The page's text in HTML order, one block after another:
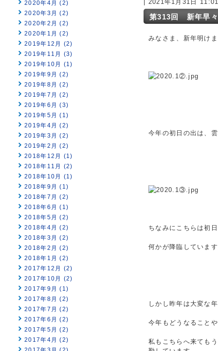
2020年4月 (2)
2020年3月 (2)
2020年2月 (2)
2020年1月 (2)
2019年12月 (2)
2019年11月 (3)
2019年10月 (1)
2019年9月 (2)
2019年8月 (2)
2019年7月 (2)
2019年6月 (3)
2019年5月 (1)
2019年4月 (2)
2019年3月 (2)
2019年2月 (2)
2018年12月 (1)
2018年11月 (2)
2018年10月 (1)
2018年9月 (1)
2018年7月 (2)
2018年6月 (1)
2018年5月 (2)
2018年4月 (2)
2018年3月 (2)
2018年2月 (2)
2018年1月 (2)
2017年12月 (2)
2017年10月 (2)
2017年9月 (1)
2017年8月 (2)
2017年7月 (2)
2017年6月 (2)
2017年5月 (2)
2017年4月 (2)
| 2021年1月31日
第313回 新年早
みなさま、新年明け
今年の初日の出は、
ちなみにこちらは初
何かが降臨していま
しかし昨年は大変な
今年もどうなること
私もこちらへ来ても